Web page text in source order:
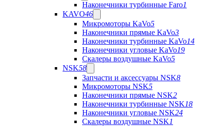
Наконечники турбинные Faro1
KAVO46
Микромоторы KaVo5
Наконечники прямые KaVo3
Наконечники турбинные KaVo14
Наконечники угловые KaVo19
Скалеры воздушные KaVo5
NSK58
Запчасти и аксессуары NSK8
Микромоторы NSK5
Наконечники прямые NSK2
Наконечники турбинные NSK18
Наконечники угловые NSK24
Скалеры воздушные NSK1